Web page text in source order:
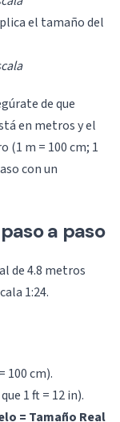
el tamaño del
de que
en metros y el
m = 100 cm; 1
con un
a paso
de 4.8 metros
1:24.
100 cm).
1 ft = 12 in).
= Tamaño Real